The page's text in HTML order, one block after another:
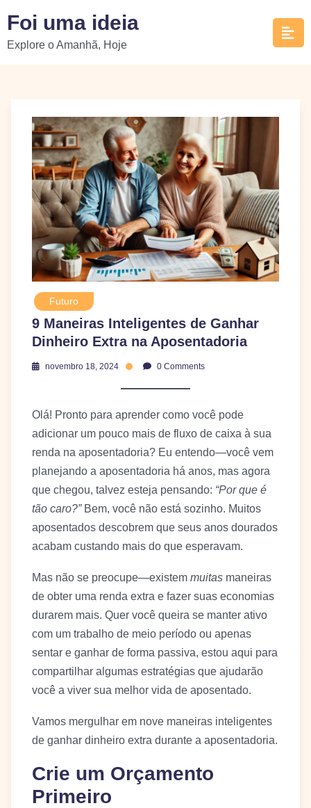
content
Foi uma ideia
Explore o Amanhã, Hoje
Futuro
9 Maneiras Inteligentes de Ganhar
Dinheiro Extra na Aposentadoria
novembro 18, 2024 0 Comments
Olá! Pronto para aprender como você pode
adicionar um pouco mais de fluxo de caixa à sua
renda na aposentadoria? Eu entendo—você vem
planejando a aposentadoria há anos, mas agora
que chegou, talvez esteja pensando: “Por que é
tão caro?”Bem, você não está sozinho. Muitos
aposentados descobrem que seus anos dourados
acabam custando mais do que esperavam.
Mas não se preocupe—existem muitas maneiras
de obter uma renda extra e fazer suas economias
durarem mais. Quer você queira se manter ativo
com um trabalho de meio período ou apenas
sentar e ganhar de forma passiva, estou aqui para
compartilhar algumas estratégias que ajudarão
você a viver sua melhor vida de aposentado.
Vamos mergulhar em nove maneiras inteligentes
de ganhar dinheiro extra durante a aposentadoria.
Crie um Orçamento
Primeiro